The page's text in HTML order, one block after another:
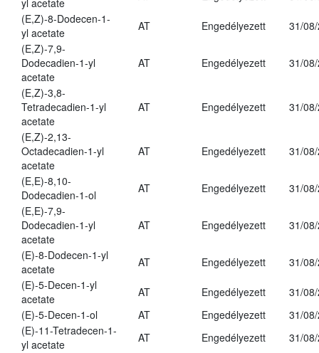
yl acetate
(E,Z)-8-Dodecen-1-
yl acetate
AT Engedélyezett
31/
(E,Z)-7,9-
Dodecadien-1-yl
acetate
AT Engedélyezett 31/
(E,Z)-3,8-
Tetradecadien-1-yl
acetate
AT Engedélyezett 31/
(E,Z)-2,13-
Octadecadien-1-yl
acetate
AT Engedélyezett 31/
(E,E)-8,10-
Dodecadien-1-ol
AT Engedélyezett
31/
(E,E)-7,9-
Dodecadien-1-yl
acetate
AT Engedélyezett 31/
(E)-8-Dodecen-1-yl
acetate
AT Engedélyezett
31/
(E)-5-Decen-1-yl
acetate
AT Engedélyezett
31/
(E)-5-Decen-1-ol
AT Engedélyezett
31/
(E)-11-Tetradecen-1-
yl acetate
AT Engedélyezett 31/